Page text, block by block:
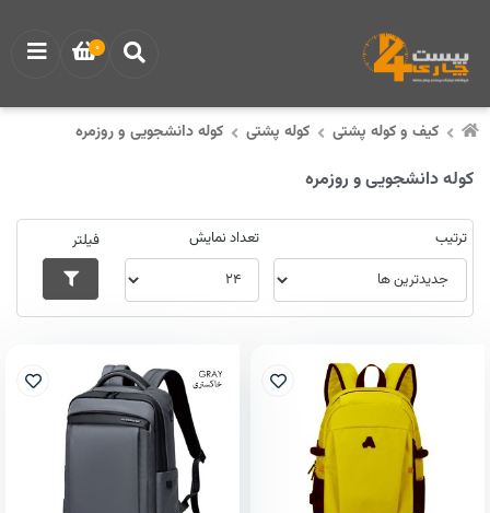
کیف و کوله پشتی کوله پشتی کوله دانشجویی و روزمره
کوله دانشجویی و روزمره
ترتیب تعداد نمایش فیلتر
0